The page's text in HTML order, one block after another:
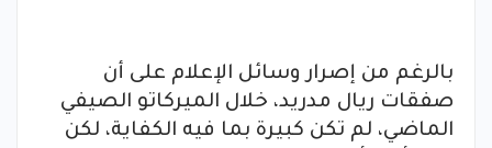
بالرغم من إصرار وسائل الإعلام على أن
صفقات ريال مدريد، خلال الميركاتو الصيفي
الماضي، لم تكن كبيرة بما فيه الكفاية، لكن